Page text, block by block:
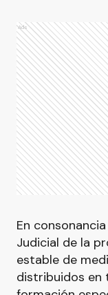
Ads
En
Judicial de la
estable de
distribuidos en